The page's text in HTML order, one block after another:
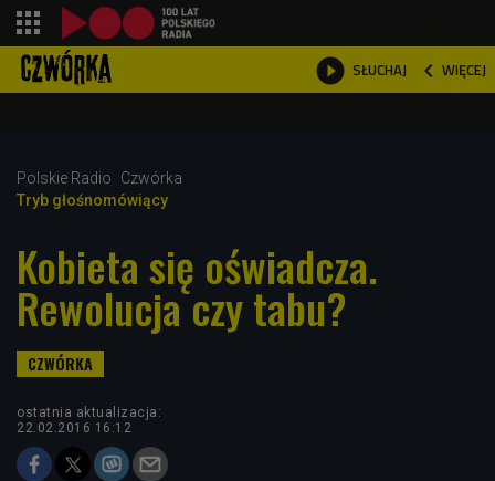
 SŁUCHAJ  WIĘCEJ

Polskie Radio
Czwórka
Tryb głośnomówiący
Kobieta się oświadcza.
Rewolucja czy tabu?
ostatnia aktualizacja:
22.02.2016 16:12